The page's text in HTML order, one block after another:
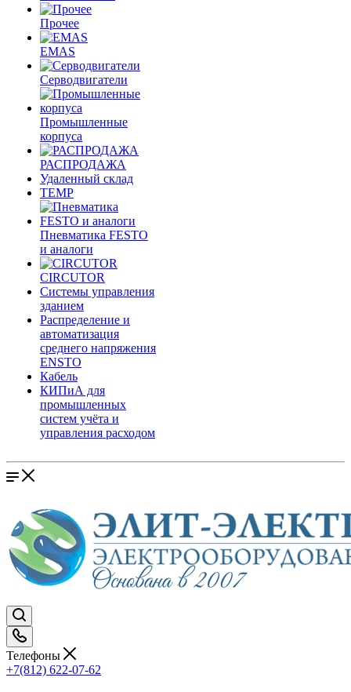
Прочее
EMAS
Cерводвигатели
Промышленные
корпуса
РАСПРОДАЖА
Удаленный склад
TEMP
Пневматика FESTO
и аналоги
CIRCUTOR
Системы управления
зданием
Распределение и
автоматизация
среднего напряжения
ENSTO
Кабель
КИПиА для
промышленных
систем учёта и
управления расходом
Телефоны
+7(812) 622-07-62